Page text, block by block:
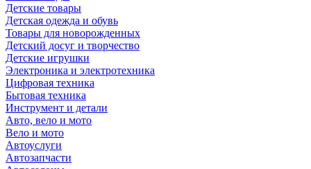
Детские товары
Детская одежда и обувь
Товары для новорожденных
Детский досуг и творчество
Детские игрушки
Электроника и электротехника
Цифровая техника
Бытовая техника
Инструмент и детали
Авто, вело и мото
Вело и мото
Автоуслуги
Автозапчасти